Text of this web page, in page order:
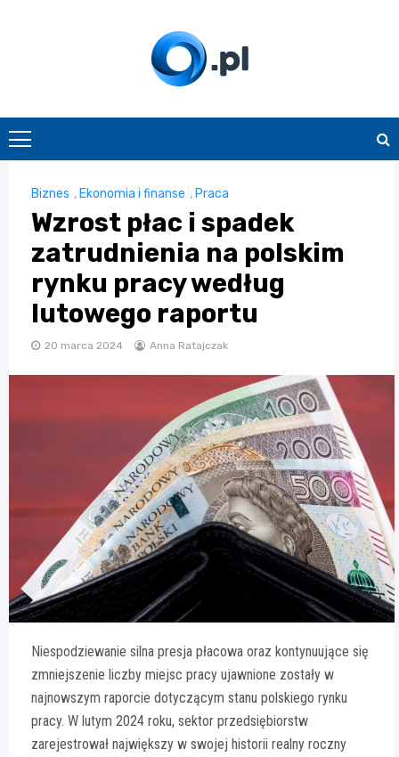
O.pl
Biznes , Ekonomia i finanse , Praca
Wzrost płac i spadek
zatrudnienia na polskim
rynku pracy według
lutowego raportu
20 marca 2024 Anna Ratajczak
Niespodziewanie silna presja płacowa oraz kontynuujące się
zmniejszenie liczby miejsc pracy ujawnione zostały w
najnowszym raporcie dotyczącym stanu polskiego rynku
pracy. W lutym 2024 roku, sektor przedsiębiorstw
zarejestrował największy w swojej historii realny roczny